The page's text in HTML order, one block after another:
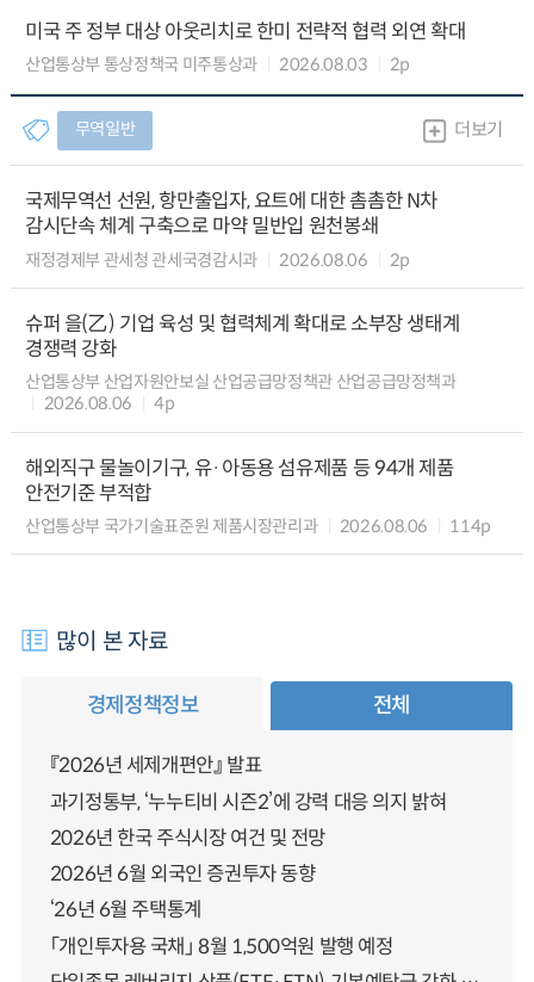
미국 주 정부 대상 아웃리치로 한미 전략적 협력 외연 확대
산업통상부 통상정책국 미주통상과 2026.08.03 2p
무역일반 더보기
국제무역선 선원, 항만출입자, 요트에 대한 촘촘한 N차
감시단속 체계 구축으로 마약 밀반입 원천봉쇄
재정경제부 관세청 관세국경감시과 2026.08.06 2p
슈퍼 을(乙) 기업 육성 및 협력체계 확대로 소부장 생태계
경쟁력 강화
산업통상부 산업자원안보실 산업공급망정책관 산업공급망정책과
2026.08.06
4p
해외직구 물놀이기구, 유·아동용 섬유제품 등 94개 제품
안전기준 부적합
산업통상부 국가기술표준원 제품시장관리과 2026.08.06 114p
많이 본 자료
경제정책정보 전체
『2026년 세제개편안』 발표
과기정통부, ‘누누티비 시즌2’에 강력 대응 의지 밝혀
2026년 한국 주식시장 여건 및 전망
2026년 6월 외국인 증권투자 동향
‘26년 6월 주택통계
「개인투자용 국채」 8월 1,500억원 발행 예정